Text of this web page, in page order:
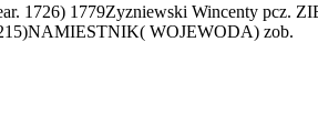
1726) 1779Zyzniewski Wincenty
WOJEWODA) zob.